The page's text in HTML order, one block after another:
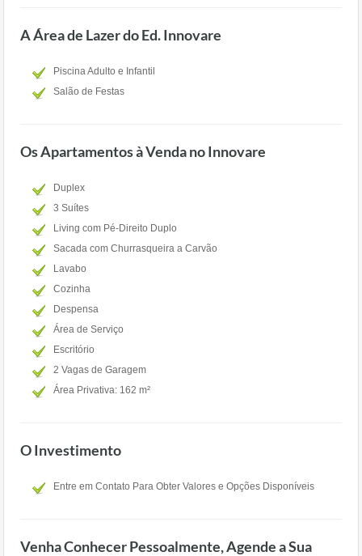
A Área de Lazer do Ed. Innovare
Piscina Adulto e Infantil
Salão de Festas
Os Apartamentos à Venda no Innovare
Duplex
3 Suítes
Living com Pé-Direito Duplo
Sacada com Churrasqueira a Carvão
Lavabo
Cozinha
Despensa
Área de Serviço
Escritório
2 Vagas de Garagem
Área Privativa: 162 m²
O Investimento
Entre em Contato Para Obter Valores e Opções Disponíveis
Venha Conhecer Pessoalmente, Agende a Sua